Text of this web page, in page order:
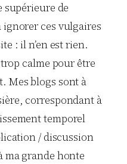
supérieure de
ignorer ces vulgaires
: il n’en est rien.
calme pour être
Mes blogs sont à
correspondant à
temporel
/ discussion
ma grande honte